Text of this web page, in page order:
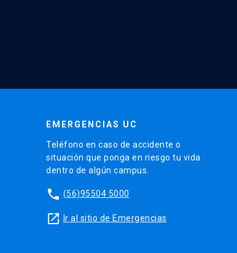
EMERGENCIAS UC
Teléfono en caso de accidente o
situación que ponga en riesgo tu vida
dentro de algún campus.
phone (56)95504 5000
launch Ir al sitio de Emergencias